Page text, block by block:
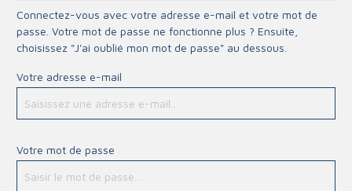
Connectez-vous avec votre adresse e-mail et votre mot de
passe. Votre mot de passe ne fonctionne plus ? Ensuite,
choisissez "J'ai oublié mon mot de passe" au dessous.
Votre adresse e-mail
Votre mot de passe